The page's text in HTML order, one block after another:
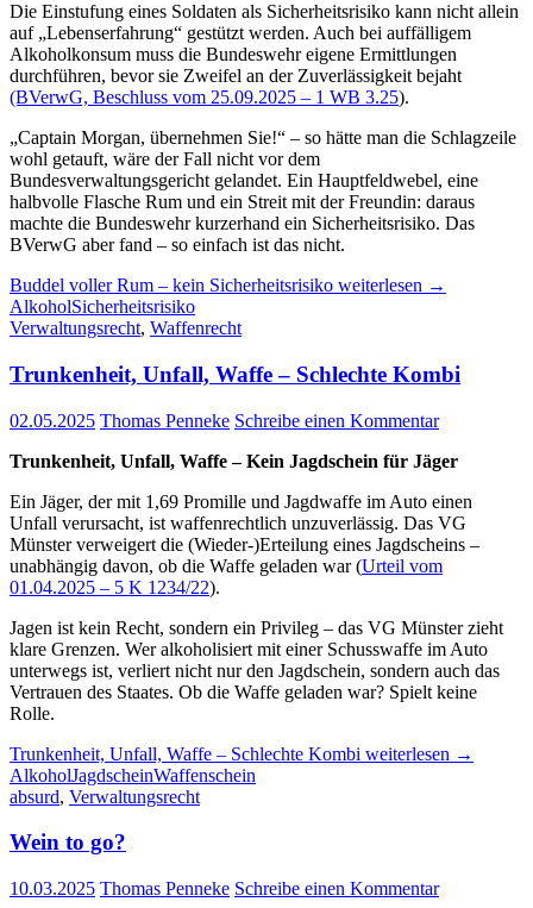
Die Einstufung eines Soldaten als Sicherheitsrisiko kann nicht allein
auf „Lebenserfahrung“ gestützt werden. Auch bei auffälligem
Alkoholkonsum muss die Bundeswehr eigene Ermittlungen
durchführen, bevor sie Zweifel an der Zuverlässigkeit bejaht
(BVerwG, Beschluss vom 25.09.2025 – 1 WB 3.25).
„Captain Morgan, übernehmen Sie!“ – so hätte man die Schlagzeile
wohl getauft, wäre der Fall nicht vor dem
Bundesverwaltungsgericht gelandet. Ein Hauptfeldwebel, eine
halbvolle Flasche Rum und ein Streit mit der Freundin: daraus
machte die Bundeswehr kurzerhand ein Sicherheitsrisiko. Das
BVerwG aber fand – so einfach ist das nicht.
Buddel voller Rum – kein Sicherheitsrisiko weiterlesen →
AlkoholSicherheitsrisiko
Verwaltungsrecht, Waffenrecht
Trunkenheit, Unfall, Waffe – Schlechte Kombi
02.05.2025 Thomas Penneke Schreibe einen Kommentar
Trunkenheit, Unfall, Waffe – Kein Jagdschein für Jäger
Ein Jäger, der mit 1,69 Promille und Jagdwaffe im Auto einen
Unfall verursacht, ist waffenrechtlich unzuverlässig. Das VG
Münster verweigert die (Wieder-)Erteilung eines Jagdscheins –
unabhängig davon, ob die Waffe geladen war (Urteil vom
01.04.2025 – 5 K 1234/22).
Jagen ist kein Recht, sondern ein Privileg – das VG Münster zieht
klare Grenzen. Wer alkoholisiert mit einer Schusswaffe im Auto
unterwegs ist, verliert nicht nur den Jagdschein, sondern auch das
Vertrauen des Staates. Ob die Waffe geladen war? Spielt keine
Rolle.
Trunkenheit, Unfall, Waffe – Schlechte Kombi weiterlesen →
AlkoholJagdscheinWaffenschein
absurd, Verwaltungsrecht
Wein to go?
10.03.2025 Thomas Penneke Schreibe einen Kommentar